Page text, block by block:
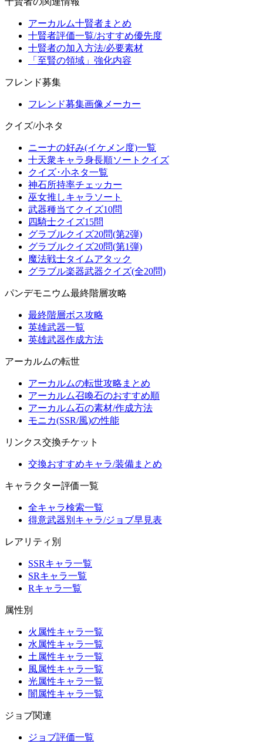
アーカルム十賢者まとめ
十賢者評価一覧/おすすめ優先度
十賢者の加入方法/必要素材
「至賢の領域」強化内容
フレンド募集
フレンド募集画像メーカー
クイズ/小ネタ
ニーナの好み(イケメン度)一覧
十天衆キャラ身長順ソートクイズ
クイズ･小ネタ一覧
神石所持率チェッカー
巫女推しキャラソート
武器種当てクイズ10問
四騎士クイズ15問
グラブルクイズ20問(第2弾)
グラブルクイズ20問(第1弾)
魔法戦士タイムアタック
グラブル楽器武器クイズ(全20問)
パンデモニウム最終階層攻略
最終階層ボス攻略
英雄武器一覧
英雄武器作成方法
アーカルムの転世
アーカルムの転世攻略まとめ
アーカルム召喚石のおすすめ順
アーカルム石の素材/作成方法
モニカ(SSR/風)の性能
リンクス交換チケット
交換おすすめキャラ/装備まとめ
キャラクター評価一覧
全キャラ検索一覧
得意武器別キャラ/ジョブ早見表
レアリティ別
SSRキャラ一覧
SRキャラ一覧
Rキャラ一覧
属性別
火属性キャラ一覧
水属性キャラ一覧
土属性キャラ一覧
風属性キャラ一覧
光属性キャラ一覧
闇属性キャラ一覧
ジョブ関連
ジョブ評価一覧